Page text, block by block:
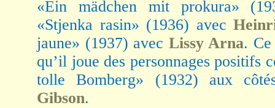
«Ein mädchen mit prokura»
«Stjenka rasin» (1936) avec
jaune» (1937) avec Lissy Arna. Ce
qu’il joue des personnages positifs
tolle Bomberg» (1932) aux
Gibson.